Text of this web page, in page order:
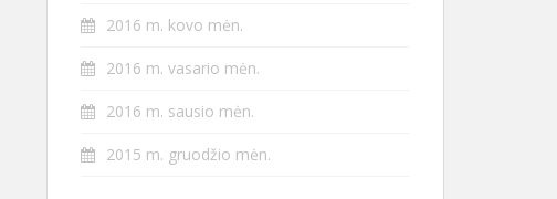
2016 m. kovo mėn.
2016 m. vasario mėn.
2016 m. sausio mėn.
2015 m. gruodžio mėn.